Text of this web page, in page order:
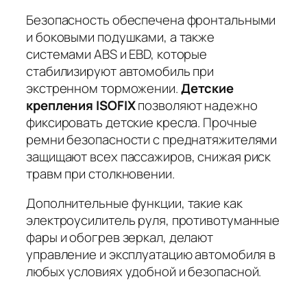
Безопасность обеспечена фронтальными
и боковыми подушками, а также
системами ABS и EBD, которые
стабилизируют автомобиль при
экстренном торможении.Детские
крепления ISOFIXпозволяют надежно
фиксировать детские кресла. Прочные
ремни безопасности с преднатяжителями
защищают всех пассажиров, снижая риск
травм при столкновении.
Дополнительные функции, такие как
электроусилитель руля, противотуманные
фары и обогрев зеркал, делают
управление и эксплуатацию автомобиля в
любых условиях удобной и безопасной.